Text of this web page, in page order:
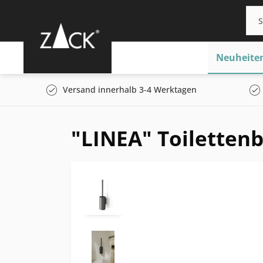
Versand innerhalb 3-4 Werktagen
"LINEA"